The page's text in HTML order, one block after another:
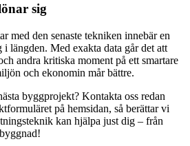
sig
med den senaste tekniken innebär en
i längden. Med exakta data går det att
andra kritiska moment på ett smartare
och ekonomin mår bättre.
byggprojekt? Kontakta oss redan
på hemsidan, så berättar vi
kan hjälpa just dig – från